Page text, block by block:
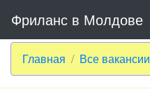
Фриланс в Молдове
Главная Все вакансии